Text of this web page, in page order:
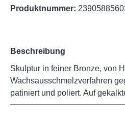
Produktnummer:
Beschreibung
Skulptur in feiner Bronze, von
Wachsausschmelzverfahren
patiniert und poliert. Auf